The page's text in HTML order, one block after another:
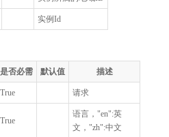
实例Id
是否必需 默认值 描述
True 请求
True
语言，"en":英
文，"zh":中文